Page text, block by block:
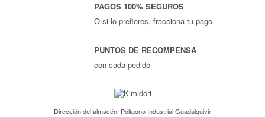
PAGOS 100% SEGUROS
O si lo prefieres, fracciona tu pago
PUNTOS DE RECOMPENSA
con cada pedido
Dirección del almacén: Polígono Industrial Guadalquivir